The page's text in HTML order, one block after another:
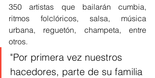
350 artistas que bailarán cumbia,
ritmos folclóricos, salsa, música
urbana, reguetón, champeta, entre
otros.
"Por primera vez nuestros
hacedores, parte de su familia